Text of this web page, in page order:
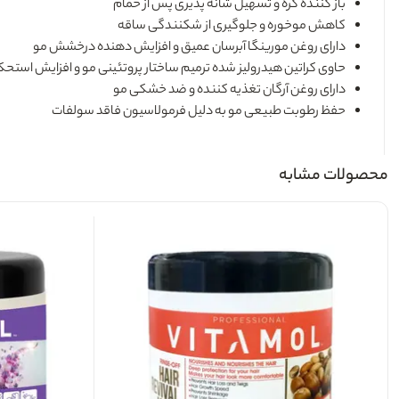
باز کننده گره و تسهیل شانه پذیری پس از حمام
کاهش موخوره و جلوگیری از شکنندگی ساقه
دارای روغن مورینگا آبرسان عمیق و افزایش دهنده درخشش مو
حاوی کراتین هیدرولیز شده ترمیم ساختار پروتئینی مو و افزایش
دارای روغن آرگان تغذیه کننده و ضد خشکی مو
حفظ رطوبت طبیعی مو به دلیل فرمولاسیون فاقد سولفات
محصولات مشابه